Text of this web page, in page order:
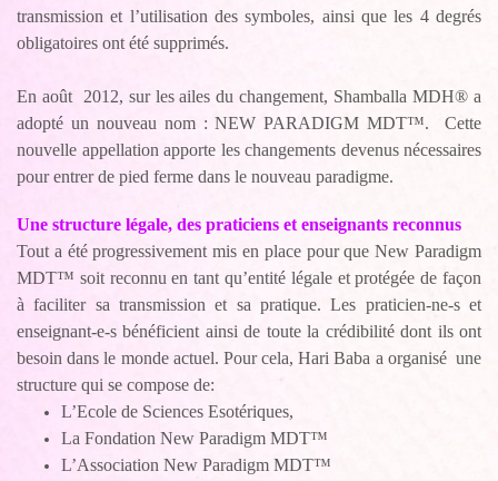
transmission et l’utilisation des symboles, ainsi que les 4 degrés
obligatoires ont été supprimés.
En août 2012, sur les ailes du changement, Shamballa MDH® a
adopté un nouveau nom : NEW PARADIGM MDT™. Cette
nouvelle appellation apporte les changements devenus nécessaires
pour entrer de pied ferme dans le nouveau paradigme.
Une structure légale, des praticiens et enseignants reconnus
Tout a été progressivement mis en place pour que New Paradigm
MDT™ soit reconnu en tant qu’entité légale et protégée de façon
à faciliter sa transmission et sa pratique. Les praticien-ne-s et
enseignant-e-s bénéficient ainsi de toute la crédibilité dont ils ont
besoin dans le monde actuel. Pour cela, Hari Baba a organisé une
structure qui se compose de:
L’Ecole de Sciences Esotériques,
La Fondation New Paradigm MDT™
L’Association New Paradigm MDT™